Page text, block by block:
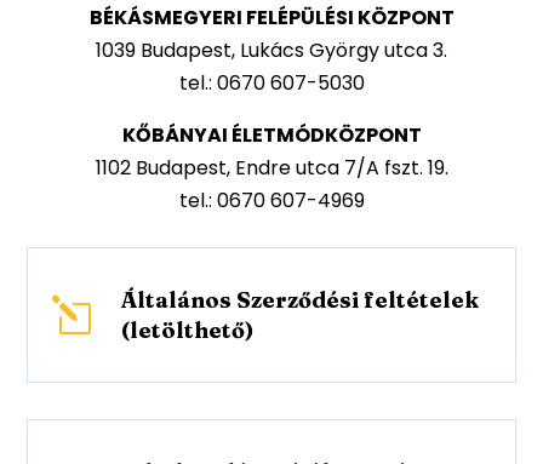
Telephelyeink
FERENCVÁROSI FELÉPÜLÉSI KÖZPONT
1092 Budapest, Ferenc krt. 14. félemelet
tel.: 0670 607-4969
BÉKÁSMEGYERI FELÉPÜLÉSI KÖZPONT
1039 Budapest, Lukács György utca 3.
tel.: 0670 607-5030
KŐBÁNYAI ÉLETMÓDKÖZPONT
1102 Budapest, Endre utca 7/A fszt. 19.